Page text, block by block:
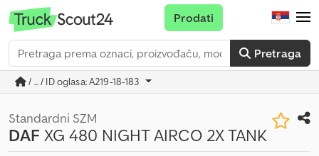
Pretraga
Prodati
/ ... / ID oglasa: A219-18-183
Standardni SZM
DAF XG 480 NIGHT AIRCO 2X TANK